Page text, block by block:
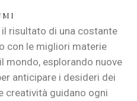
risultato di una costante
con le migliori materie
mondo, esplorando nuove
anticipare i desideri dei
creatività guidano ogni